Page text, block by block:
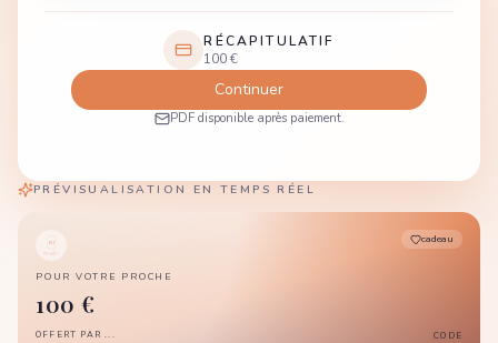
RÉCAPITULATIF
100 €
Continuer
PDF disponible après paiement.
PRÉVISUALISATION EN TEMPS RÉEL
cadeau
POUR VOTRE PROCHE
100 €
OFFERT PAR...
CODE